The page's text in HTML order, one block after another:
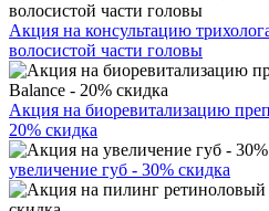
Акция на консультацию
волосистой части головы
Акция на биоревитализацию
20% скидка
увеличение губ - 30% скидка